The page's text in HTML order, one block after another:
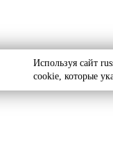
Используя сайт
cookie, которые